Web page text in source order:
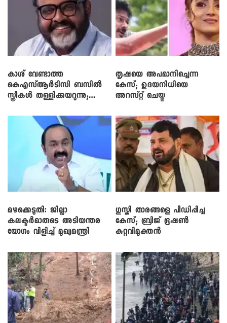
കാശ് വേണ്ടാത്ത
കെഎസ്ആർടിസി ബസിൽ
സ്ത്രീകൾ തള്ളിക്കയറുന്നു;
തൃഷയെ അപമാനിച്ചെന്ന
കേസ്; ഉദയനിധിയെ
അറസ്റ്റ് ചെയ്തു
മഴക്കെടുതി: ജില്ലാ
കലക്ടർമാരുടെ അടിയന്തര
യോഗം വിളിച്ച് മുഖ്യമന്ത്രി
​ഗുസ്തി താരങ്ങളെ പീഡിപ്പിച്ച
കേസ്; ബ്രിജ് ഭൂഷൺ
കുറ്റവിമുക്തൻ